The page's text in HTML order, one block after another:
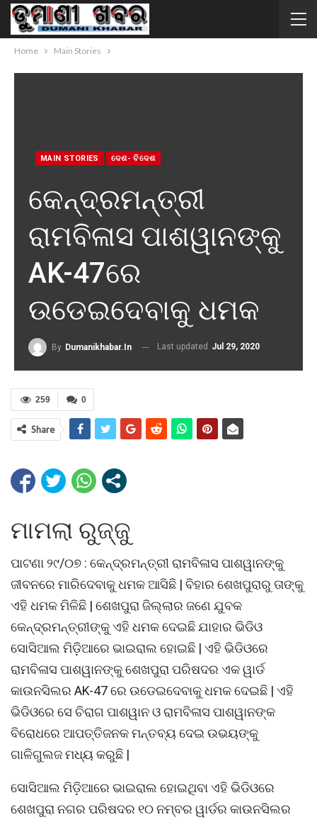
Home Main Stories
MAIN STORIES ଦେଶ- ବିଦେଶ
କେନ୍ଦ୍ରମନ୍ତ୍ରୀ
ରାମବିଳାସ ପାଶୱାନଙ୍କୁ
AK-47ରେ
ଉଡେଇଦେବାକୁ ଧମକ
By Dumanikhabar.in Last updated Jul 29, 2020
0
259
Share
ମାମଲା ରୁଜ୍ଜୁ
ପାଟଣା ୨୯/୦୭ : କେନ୍ଦ୍ରମନ୍ତ୍ରୀ ରାମବିଳାସ ପାଶୱାନଙ୍କୁ
ଜୀବନରେ ମାରିଦେବାକୁ ଧମକ ଆସିଛି | ବିହାର ଶେଖପୁରାରୁ ତାଙ୍କୁ
ଏହି ଧମକ ମିଳିଛି | ଶେଖପୁରା ଜିଲ୍ଲାର ଜଣେ ଯୁବକ
କେନ୍ଦ୍ରମନ୍ତ୍ରୀଙ୍କୁ ଏହି ଧମକ ଦେଇଛି ଯାହାର ଭିଡିଓ
ସୋସିଆଲ ମିଡ଼ିଆରେ ଭାଇରାଲ ହୋଇଛି | ଏହି ଭିଡିଓରେ
ରାମବିଳାସ ପାଶୱାନଙ୍କୁ ଶେଖପୁରା ପରିଷଦର ଏକ ୱାର୍ଡ
କାଉନସିଲର AK-47 ରେ ଉଡେଇଦେବାକୁ ଧମକ ଦେଇଛି | ଏହି
ଭିଡିଓରେ ସେ ଚିରାଗ ପାଶୱାନ ଓ ରାମବିଳାସ ପାଶୱାନଙ୍କ
ବିରୋଧରେ ଆପତ୍ତିଜନକ ମନ୍ତବ୍ୟ ଦେଇ ଉଭୟଙ୍କୁ
ଗାଳିଗୁଲଜ ମଧ୍ୟ କରୁଛି |
ସୋସିଆଲ ମିଡ଼ିଆରେ ଭାଇରାଲ ହୋଇଥିବା ଏହି ଭିଡିଓରେ
ଶେଖପୁରା ନଗର ପରିଷଦର ୧୦ ନମ୍ବର ୱାର୍ଡର କାଉନସିଲର